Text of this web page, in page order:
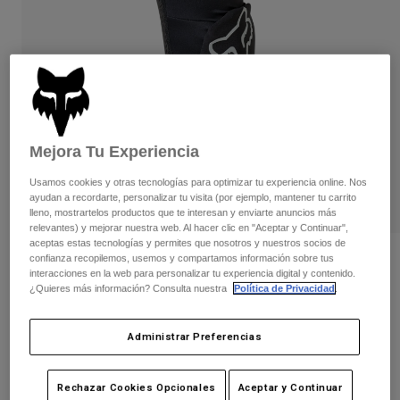
Pantalones largos
Pantalones cortos
Protecciones
Gafas de protección
Accesorios
Recambios
Guantes
Chaquetas
Protecciones
Gafas de protección
Calcetines
Mochilas y accesorios
Recambios
Ver todo
Mujer
Sudaderas
Chaquetas
Pantalones
Camisas
Niños
Calcetines
Ver todo
Cascos
Camisetas
Pantalones
Botas
Protecciones
Guantes
Gafas de Protección
Opiniones
Enduro Elbow Guard
38040
Price reduced from
79,99 €to55,99 € 30% OFF
Mejora Tu Experiencia
Usamos cookies y otras tecnologías para optimizar tu experiencia online. Nos
ayudan a recordarte, personalizar tu visita (por ejemplo, mantener tu carrito
lleno, mostrartelos productos que te interesan y enviarte anuncios más
relevantes) y mejorar nuestra web. Al hacer clic en "Aceptar y Continuar",
aceptas estas tecnologías y permites que nosotros y nuestros socios de
confianza recopilemos, usemos y compartamos información sobre tus
interacciones en la web para personalizar tu experiencia digital y contenido.
¿Quieres más información? Consulta nuestra
Política de Privacidad
Administrar Preferencias
Rechazar Cookies Opcionales Aceptar y Continuar